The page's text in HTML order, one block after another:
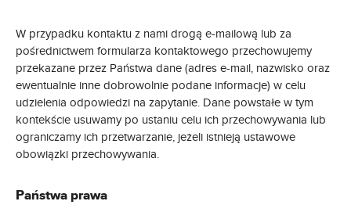
W przypadku kontaktu z nami drogą e-mailową lub za
pośrednictwem formularza kontaktowego przechowujemy
przekazane przez Państwa dane (adres e-mail, nazwisko oraz
ewentualnie inne dobrowolnie podane informacje) w celu
udzielenia odpowiedzi na zapytanie. Dane powstałe w tym
kontekście usuwamy po ustaniu celu ich przechowywania lub
ograniczamy ich przetwarzanie, jeżeli istnieją ustawowe
obowiązki przechowywania.
Państwa prawa